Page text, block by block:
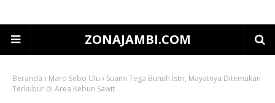
ZONAJAMBI.COM
Beranda Maro Sebo Ulu
Suami Tega Bunuh Istri, Mayatnya Ditemukan
Terkubur di Area Kebun Sawit